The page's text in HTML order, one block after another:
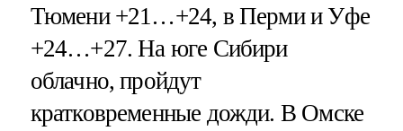
Тюмени +21…+24, в Перми и Уфе
+24…+27. На юге Сибири
облачно, пройдут
кратковременные дожди. В Омске